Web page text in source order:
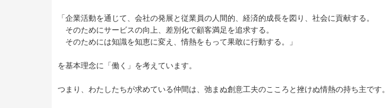
「企業活動を通じて、会社の発展と従業員の人間的、経済的成長を図り、社会に貢献する。
そのためにサービスの向上、差別化で顧客満足を追求する。
そのためには知識を知恵に変え、情熱をもって果敢に行動する。」
を基本理念に「働く」を考えています。
つまり、わたしたちが求めている仲間は、弛まぬ創意工夫のこころと挫けぬ情熱の持ち主です。